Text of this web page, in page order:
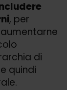
, per
di
quindi